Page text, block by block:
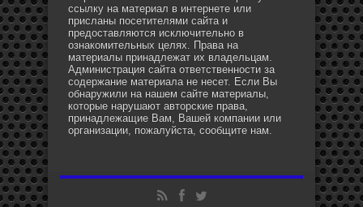
ссылку на материал в интернете или
присланы посетителями сайта и
предоставляются исключительно в
ознакомительных целях. Права на
материалы принадлежат их владельцам.
Администрация сайта ответственности за
содержание материала не несет. Если Вы
обнаружили на нашем сайте материалы,
которые нарушают авторские права,
принадлежащие Вам, Вашей компании или
организации, пожалуйста, сообщите нам.